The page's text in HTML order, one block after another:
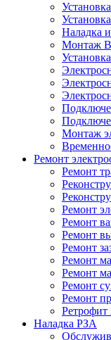
Наладка
Монтаж
Монтаж
Ремонт
Ремонт
Ремонт
Ремонт
Ремонт
Ремонт
Ремонт
Ремонт
Ремонт
Ремонт
Ретрофит
Наладка РЗА